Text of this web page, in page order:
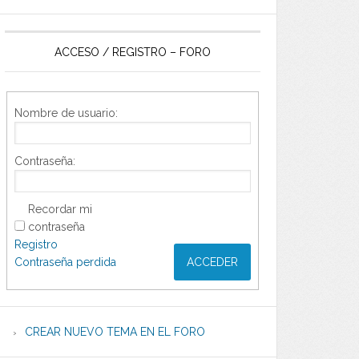
ACCESO / REGISTRO – FORO
Nombre de usuario:
Contraseña:
Recordar mi
contraseña
ACCEDER
Registro
Contraseña perdida
CREAR NUEVO TEMA EN EL FORO